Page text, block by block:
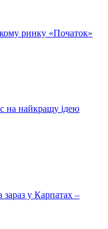
ринку «Початок»
на найкращу ідею
у Карпатах –